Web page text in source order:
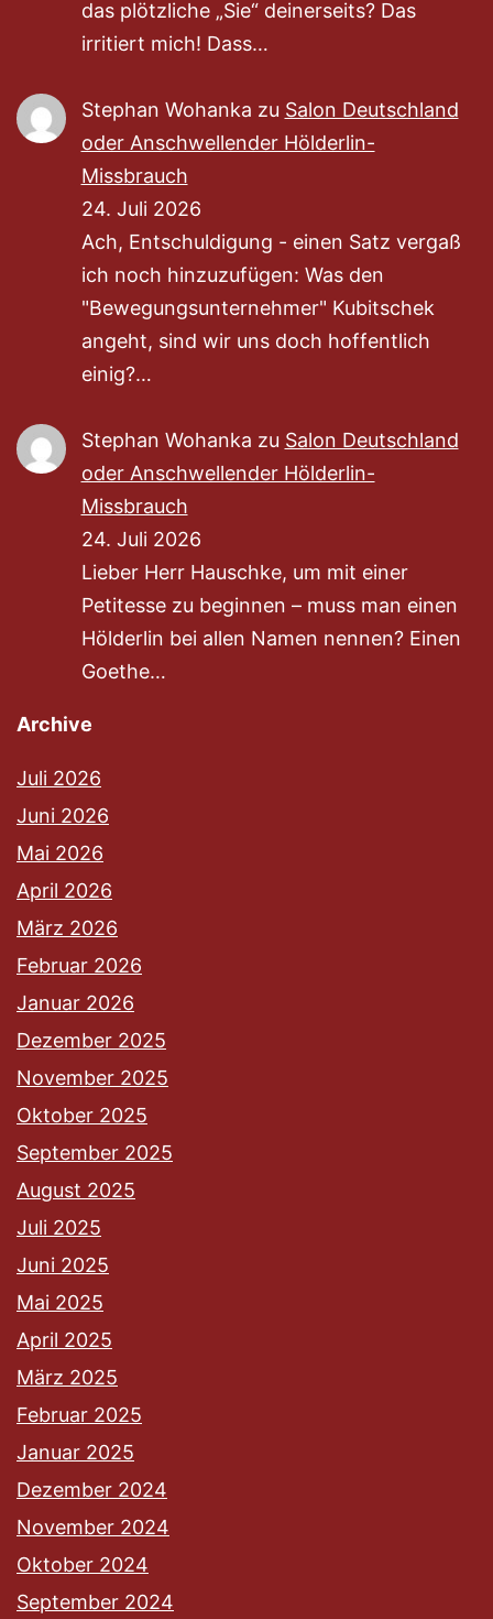
das plötzliche „Sie“ deinerseits? Das
irritiert mich! Dass…
Stephan Wohanka zu Salon Deutschland
oder Anschwellender Hölderlin-
Missbrauch
24. Juli 2026
Ach, Entschuldigung - einen Satz vergaß
ich noch hinzuzufügen: Was den
"Bewegungsunternehmer" Kubitschek
angeht, sind wir uns doch hoffentlich
einig?…
Stephan Wohanka zu Salon Deutschland
oder Anschwellender Hölderlin-
Missbrauch
24. Juli 2026
Lieber Herr Hauschke, um mit einer
Petitesse zu beginnen – muss man einen
Hölderlin bei allen Namen nennen? Einen
Goethe…
Archive
Juli 2026
Juni 2026
Mai 2026
April 2026
März 2026
Februar 2026
Januar 2026
Dezember 2025
November 2025
Oktober 2025
September 2025
August 2025
Juli 2025
Juni 2025
Mai 2025
April 2025
März 2025
Februar 2025
Januar 2025
Dezember 2024
November 2024
Oktober 2024
September 2024